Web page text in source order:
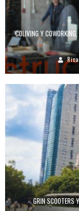
COLIVING Y
GRIN SCOOTERS